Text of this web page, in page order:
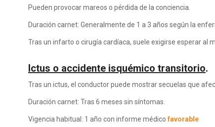
Pueden provocar mareos o pérdida de la conciencia.
Duración carnet: Generalmente de 1 a 3 años según la
Tras un infarto o cirugía cardíaca, suele exigirse esperar al
Ictus o accidente isquémico transitorio.
Tras un ictus, el conductor puede mostrar secuelas que
Duración carnet: Tras 6 meses sin síntomas.
Vigencia habitual: 1 año con informe médicofavorable